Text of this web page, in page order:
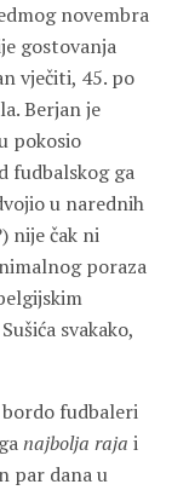
novembra
gostovanja
vječiti, 45. po
Berjan je
pokosio
fudbalskog ga
u narednih
nije čak ni
poraza
svakako,
fudbaleri
najbolja raja i
par dana u